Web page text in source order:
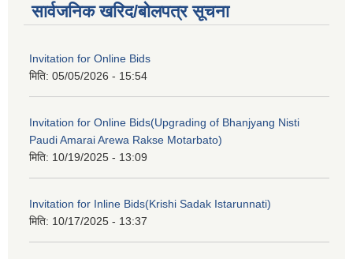
सार्वजनिक खरिद/बोलपत्र सूचना
Invitation for Online Bids
मिति: 05/05/2026 - 15:54
Invitation for Online Bids(Upgrading of Bhanjyang Nisti
Paudi Amarai Arewa Rakse Motarbato)
मिति: 10/19/2025 - 13:09
Invitation for Inline Bids(Krishi Sadak Istarunnati)
मिति: 10/17/2025 - 13:37